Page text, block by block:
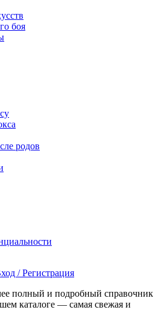
боя
родов
/ Регистрация
полный и подробный справочник
каталоге — самая свежая и